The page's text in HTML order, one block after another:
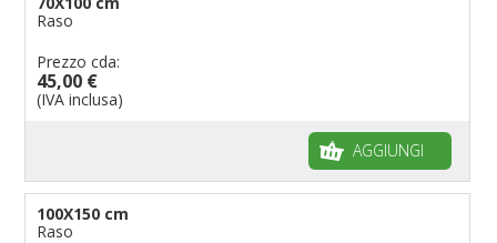
Raso
Prezzo cda:
45,00 €
(IVA inclusa)
AGGIUNGI
100X150 cm
Raso